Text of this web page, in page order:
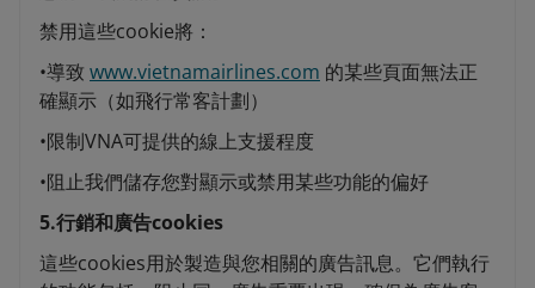
禁用這些cookie將：
•導致 www.vietnamairlines.com 的某些頁面無法正
確顯示（如飛行常客計劃）
•限制VNA可提供的線上支援程度
•阻止我們儲存您對顯示或禁用某些功能的偏好
5.行銷和廣告cookies
這些cookies用於製造與您相關的廣告訊息。它們執行